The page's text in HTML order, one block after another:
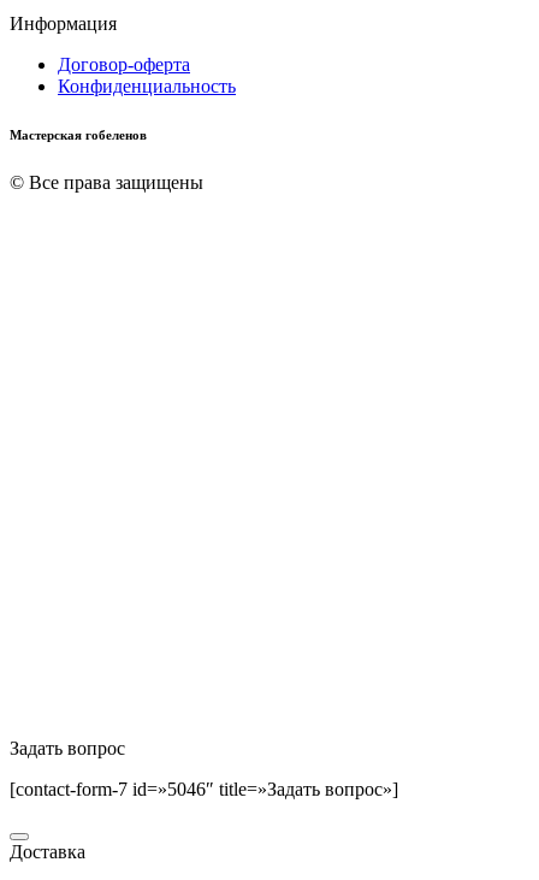
Информация
Договор-оферта
Конфиденциальность
Мастерская гобеленов
© Все права защищены
Задать вопрос
[contact-form-7 id=»5046″ title=»Задать вопрос»]
Доставка